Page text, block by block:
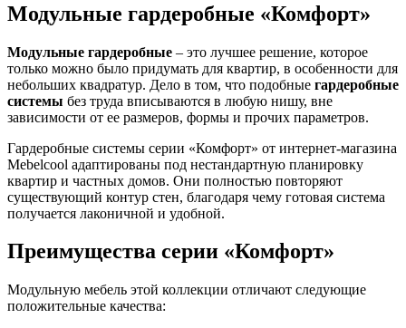
Модульные гардеробные «Комфорт»
Модульные гардеробные – это лучшее решение, которое
только можно было придумать для квартир, в особенности для
небольших квадратур. Дело в том, что подобные гардеробные
системы без труда вписываются в любую нишу, вне
зависимости от ее размеров, формы и прочих параметров.
Гардеробные системы серии «Комфорт» от интернет-магазина
Mebelcool адаптированы под нестандартную планировку
квартир и частных домов. Они полностью повторяют
существующий контур стен, благодаря чему готовая система
получается лаконичной и удобной.
Преимущества серии «Комфорт»
Модульную мебель этой коллекции отличают следующие
положительные качества: